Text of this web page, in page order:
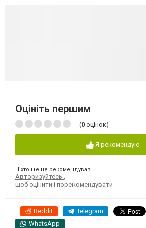
Оцініть першим
(0 оцінок)
Я рекомендую
Ніхто ще не рекомендував
Авторизуйтесь
щоб оцінити і порекомендувати
Reddit Telegram
WhatsApp